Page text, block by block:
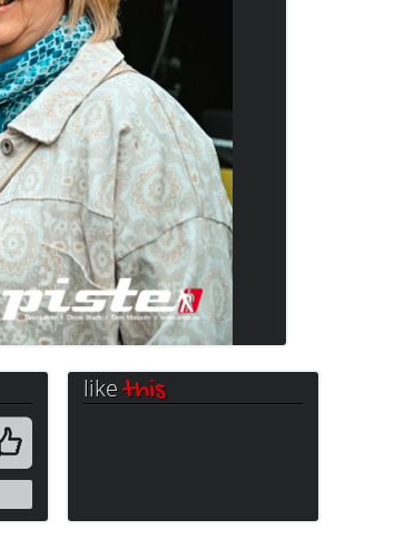
likethis